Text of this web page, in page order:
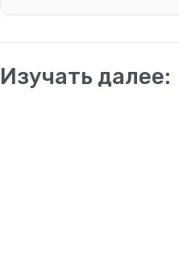
Изучать далее: